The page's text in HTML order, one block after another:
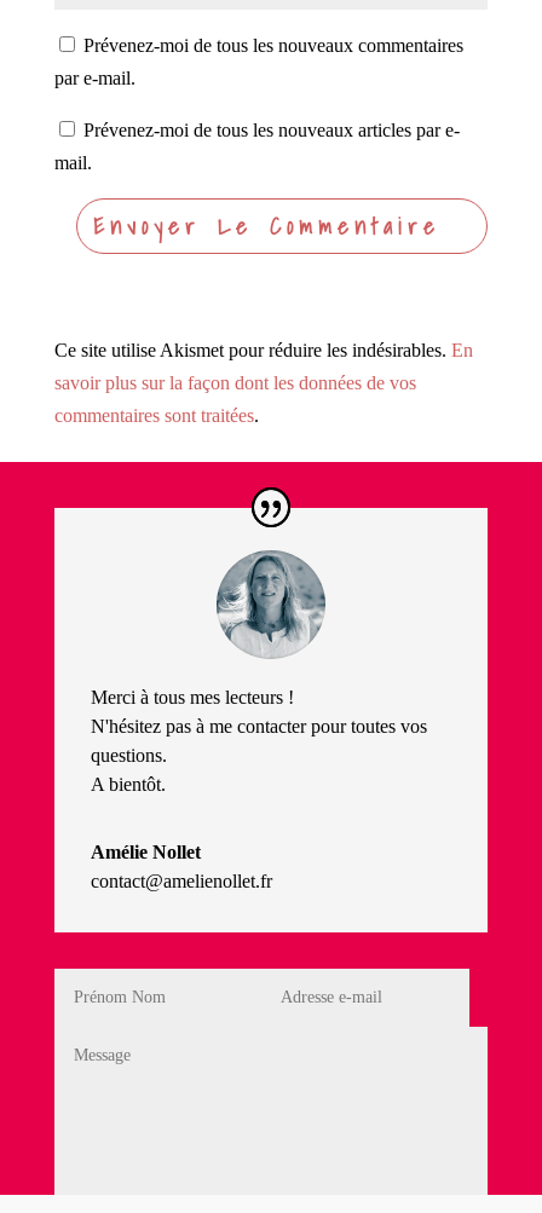
Prévenez-moi de tous les nouveaux commentaires
par e-mail.
Prévenez-moi de tous les nouveaux articles par e-
mail.
Ce site utilise Akismet pour réduire les indésirables. En
savoir plus sur la façon dont les données de vos
commentaires sont traitées.
Merci à tous mes lecteurs !
N'hésitez pas à me contacter pour toutes vos
questions.
A bientôt.
Amélie Nollet
contact@amelienollet.fr